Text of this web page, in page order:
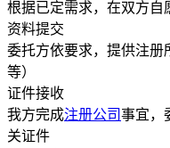
根据已定需求，在双方自
资料提交
委托方依要求，提供注册
等）
证件接收
我方完成注册公司事宜，
关证件